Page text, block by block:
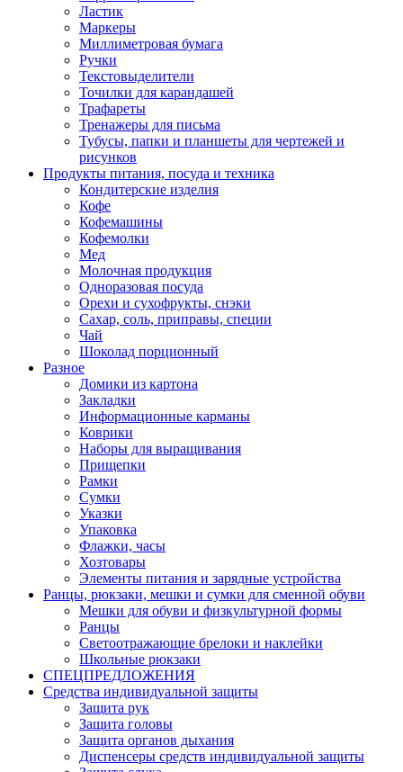
Ластик
Маркеры
Миллиметровая бумага
Ручки
Текстовыделители
Точилки для карандашей
Трафареты
Тренажеры для письма
Тубусы, папки и планшеты для чертежей и
рисунков
Продукты питания, посуда и техника
Кондитерские изделия
Кофе
Кофемашины
Кофемолки
Мед
Молочная продукция
Одноразовая посуда
Орехи и сухофрукты, снэки
Сахар, соль, приправы, специи
Чай
Шоколад порционный
Разное
Домики из картона
Закладки
Информационные карманы
Коврики
Наборы для выращивания
Прищепки
Рамки
Сумки
Указки
Упаковка
Флажки, часы
Хозтовары
Элементы питания и зарядные устройства
Ранцы, рюкзаки, мешки и сумки для сменной обуви
Мешки для обуви и физкультурной формы
Ранцы
Светоотражающие брелоки и наклейки
Школьные рюкзаки
СПЕЦПРЕДЛОЖЕНИЯ
Средства индивидуальной защиты
Защита рук
Защита головы
Защита органов дыхания
Диспенсеры средств индивидуальной защиты